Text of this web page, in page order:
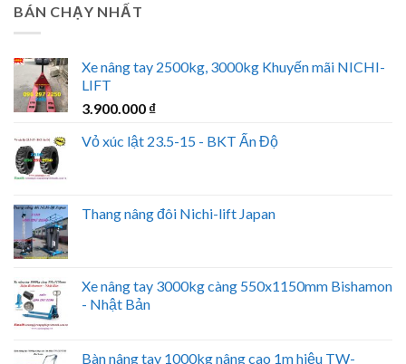
BÁN CHẠY NHẤT
Xe nâng tay 2500kg, 3000kg Khuyến mãi NICHI-
LIFT
3.900.000 ₫
Vỏ xúc lật 23.5-15 - BKT Ấn Độ
Thang nâng đôi Nichi-lift Japan
Xe nâng tay 3000kg càng 550x1150mm Bishamon
- Nhật Bản
Bàn nâng tay 1000kg nâng cao 1m hiệu TW-